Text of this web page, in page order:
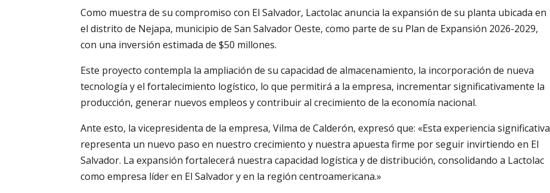
Como muestra de su compromiso con El Salvador, Lactolac anuncia la expansión de su planta ubicada en
el distrito de Nejapa, municipio de San Salvador Oeste, como parte de su Plan de Expansión 2026-2029,
con una inversión estimada de $50 millones.
Este proyecto contempla la ampliación de su capacidad de almacenamiento, la incorporación de nueva
tecnología y el fortalecimiento logístico, lo que permitirá a la empresa, incrementar significativamente la
producción, generar nuevos empleos y contribuir al crecimiento de la economía nacional.
Ante esto, la vicepresidenta de la empresa, Vilma de Calderón, expresó que: «Esta experiencia significativa
representa un nuevo paso en nuestro crecimiento y nuestra apuesta firme por seguir invirtiendo en El
Salvador. La expansión fortalecerá nuestra capacidad logística y de distribución, consolidando a Lactolac
como empresa líder en El Salvador y en la región centroamericana.»